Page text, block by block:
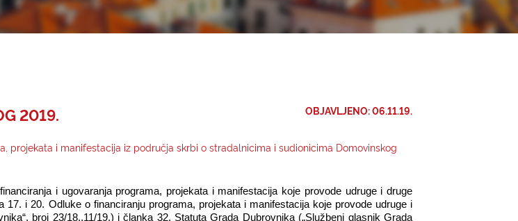
2019. OBJAVLJENO: 06.11.19.
projekata i manifestacija iz područja skrbi o stradalnicima i sudionicima Domovinskog
i ugovaranja programa, projekata i manifestacija koje provode udruge i druge
17. i 20. Odluke o financiranju programa, projekata i manifestacija koje provode udruge i
broj 23/18.,11/19.) i članka 32. Statuta Grada Dubrovnika („Službeni glasnik Grada